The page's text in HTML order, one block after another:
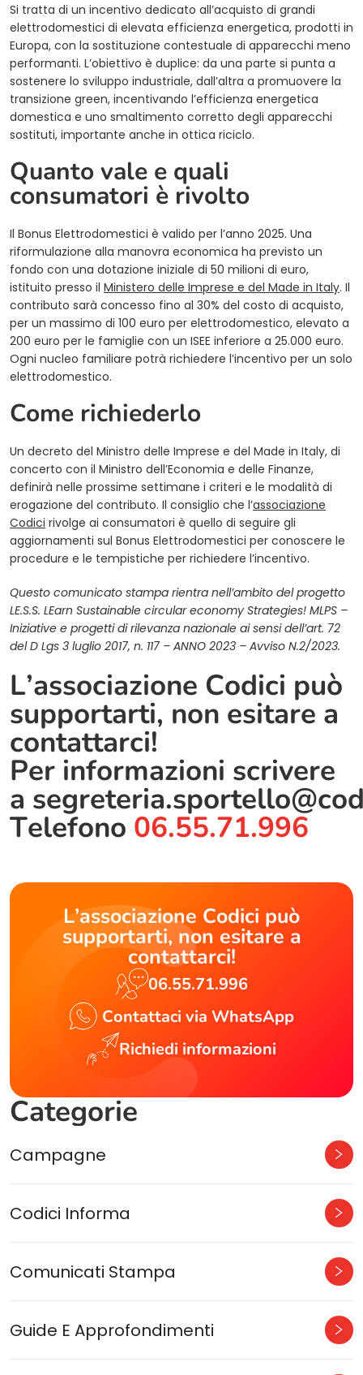
Si tratta di un incentivo dedicato all’acquisto di grandi
elettrodomestici di elevata efficienza energetica, prodotti in
Europa, con la sostituzione contestuale di apparecchi meno
performanti. L’obiettivo è duplice: da una parte si punta a
sostenere lo sviluppo industriale, dall’altra a promuovere la
transizione green, incentivando l’efficienza energetica
domestica e uno smaltimento corretto degli apparecchi
sostituti, importante anche in ottica riciclo.
Quanto vale e quali
consumatori è rivolto
Il Bonus Elettrodomestici è valido per l’anno 2025. Una
riformulazione alla manovra economica ha previsto un
fondo con una dotazione iniziale di 50 milioni di euro,
istituito presso il Ministero delle Imprese e del Made in Italy. Il
contributo sarà concesso fino al 30% del costo di acquisto,
per un massimo di 100 euro per elettrodomestico, elevato a
200 euro per le famiglie con un ISEE inferiore a 25.000 euro.
Ogni nucleo familiare potrà richiedere l’incentivo per un solo
elettrodomestico.
Come richiederlo
Un decreto del Ministro delle Imprese e del Made in Italy, di
concerto con il Ministro dell’Economia e delle Finanze,
definirà nelle prossime settimane i criteri e le modalità di
erogazione del contributo. Il consiglio che l’associazione
Codici rivolge ai consumatori è quello di seguire gli
aggiornamenti sul Bonus Elettrodomestici per conoscere le
procedure e le tempistiche per richiedere l’incentivo.
Questo comunicato stampa rientra nell’ambito del progetto
LE.S.S. LEarn Sustainable circular economy Strategies! MLPS –
Iniziative e progetti di rilevanza nazionale ai sensi dell’art. 72
del D Lgs 3 luglio 2017, n. 117 – ANNO 2023 – Avviso N.2/2023.
L’associazione Codici può
supportarti, non esitare a
contattarci!
Per informazioni scrivere
a
Telefono 06.55.71.996
L’associazione Codici può
supportarti, non esitare a
contattarci!
06.55.71.996
Contattaci via WhatsApp
Richiedi informazioni
Categorie
Campagne
Codici Informa
Comunicati Stampa
Guide E Approfondimenti